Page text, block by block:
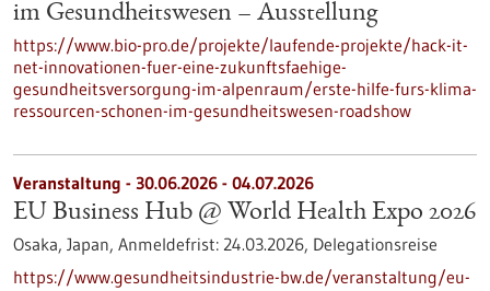
im Gesundheitswesen – Ausstellung
https://www.bio-pro.de/projekte/laufende-projekte/hack-it-
net-innovationen-fuer-eine-zukunftsfaehige-
gesundheitsversorgung-im-alpenraum/erste-hilfe-furs-klima-
ressourcen-schonen-im-gesundheitswesen-roadshow
Veranstaltung - 30.06.2026 - 04.07.2026
EU Business Hub @ World Health Expo 2026
Osaka, Japan, Anmeldefrist: 24.03.2026, Delegationsreise
https://www.gesundheitsindustrie-bw.de/veranstaltung/eu-